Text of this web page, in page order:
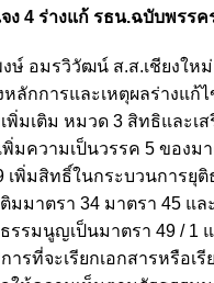
จง 4 ร่างแก้ รธน.ฉบับพรร
ษ์ อมรวิวัฒน์ ส.ส.เชียงให
หลักการและเหตุผลร่างแก้
พิ่มเติม หมวด 3 สิทธิและเ
พิ่มความเป็นวรรค 5 ของม
เพิ่มสิทธิ์ในกระบวนการยุ
มมาตรา 34 มาตรา 45 แล
รรมนูญเป็นมาตรา 49 / 1
รที่จะเรียกเอกสารหรือเ